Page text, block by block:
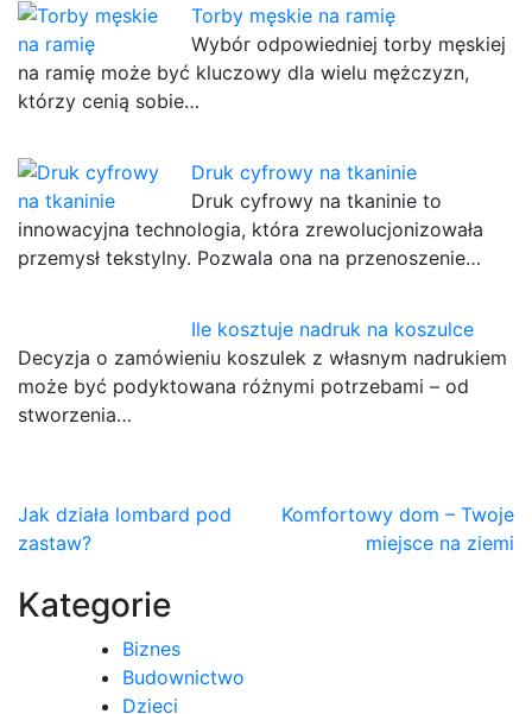
Torby męskie na ramię
Wybór odpowiedniej torby męskiej
na ramię może być kluczowy dla wielu mężczyzn,
którzy cenią sobie…
Druk cyfrowy na tkaninie
Druk cyfrowy na tkaninie to
innowacyjna technologia, która zrewolucjonizowała
przemysł tekstylny. Pozwala ona na przenoszenie…
Ile kosztuje nadruk na koszulce
Decyzja o zamówieniu koszulek z własnym nadrukiem
może być podyktowana różnymi potrzebami – od
stworzenia…
Nawigacja
wpisu
Jak działa lombard pod
zastaw?
Komfortowy dom – Twoje
miejsce na ziemi
Kategorie
Biznes
Budownictwo
Dzieci